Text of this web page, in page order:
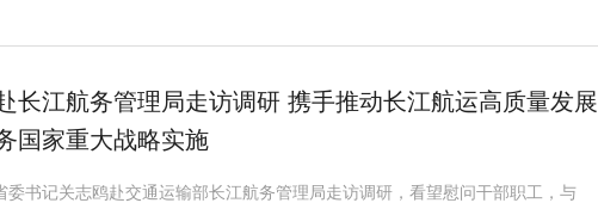
长江航务管理局走访调研 携手推动长江航运高质量发展
国家重大战略实施
委书记关志鸥赴交通运输部长江航务管理局走访调研，看望慰问干部职工，与